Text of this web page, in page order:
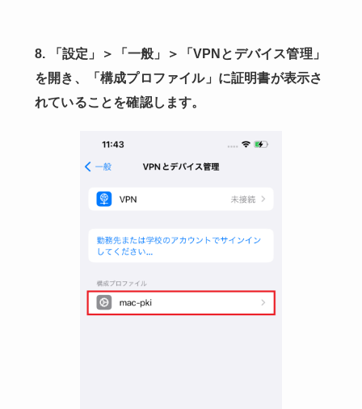
8. 「設定」＞「一般」＞「VPNとデバイス管理」
を開き、「構成プロファイル」に証明書が表示さ
れていることを確認します。